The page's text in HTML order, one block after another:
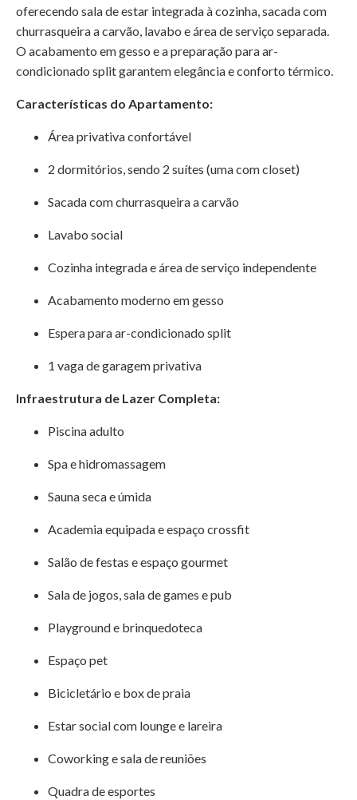
oferecendo sala de estar integrada à cozinha, sacada com
churrasqueira a carvão, lavabo e área de serviço separada.
O acabamento em gesso e a preparação para ar-
condicionado split garantem elegância e conforto térmico.
Características do Apartamento:
Área privativa confortável
2 dormitórios, sendo 2 suítes (uma com closet)
Sacada com churrasqueira a carvão
Lavabo social
Cozinha integrada e área de serviço independente
Acabamento moderno em gesso
Espera para ar-condicionado split
1 vaga de garagem privativa
Infraestrutura de Lazer Completa:
Piscina adulto
Spa e hidromassagem
Sauna seca e úmida
Academia equipada e espaço crossfit
Salão de festas e espaço gourmet
Sala de jogos, sala de games e pub
Playground e brinquedoteca
Espaço pet
Bicicletário e box de praia
Estar social com lounge e lareira
Coworking e sala de reuniões
Quadra de esportes